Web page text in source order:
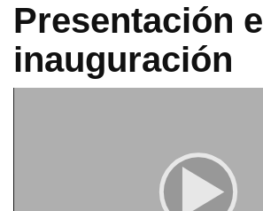
Presentación e
inauguración